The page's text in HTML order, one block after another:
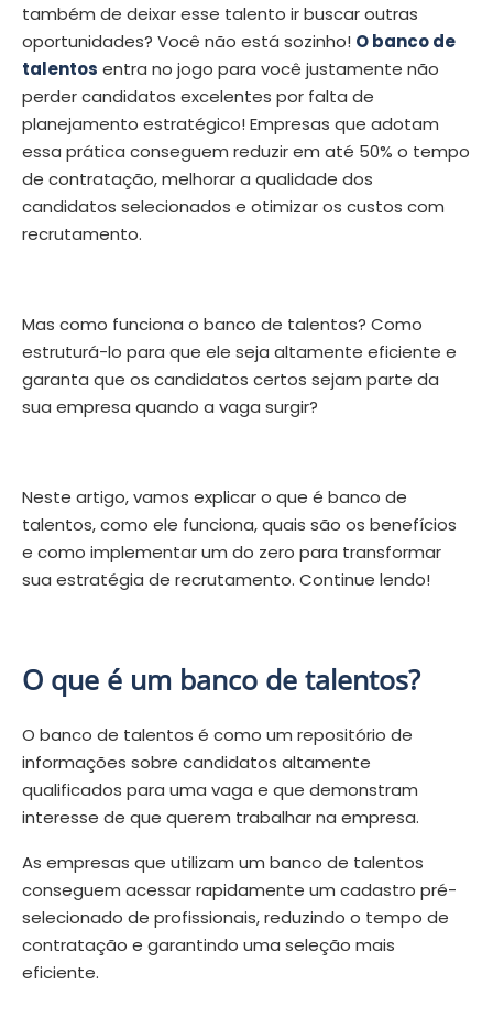
também de deixar esse talento ir buscar outras
oportunidades? Você não está sozinho! O banco de
talentos entra no jogo para você justamente não
perder candidatos excelentes por falta de
planejamento estratégico! Empresas que adotam
essa prática conseguem reduzir em até 50% o tempo
de contratação, melhorar a qualidade dos
candidatos selecionados e otimizar os custos com
recrutamento.
Mas como funciona o banco de talentos? Como
estruturá-lo para que ele seja altamente eficiente e
garanta que os candidatos certos sejam parte da
sua empresa quando a vaga surgir?
Neste artigo, vamos explicar o que é banco de
talentos, como ele funciona, quais são os benefícios
e como implementar um do zero para transformar
sua estratégia de recrutamento. Continue lendo!
O que é um banco de talentos?
O banco de talentos é como um repositório de
informações sobre candidatos altamente
qualificados para uma vaga e que demonstram
interesse de que querem trabalhar na empresa.
As empresas que utilizam um banco de talentos
conseguem acessar rapidamente um cadastro pré-
selecionado de profissionais, reduzindo o tempo de
contratação e garantindo uma seleção mais
eficiente.